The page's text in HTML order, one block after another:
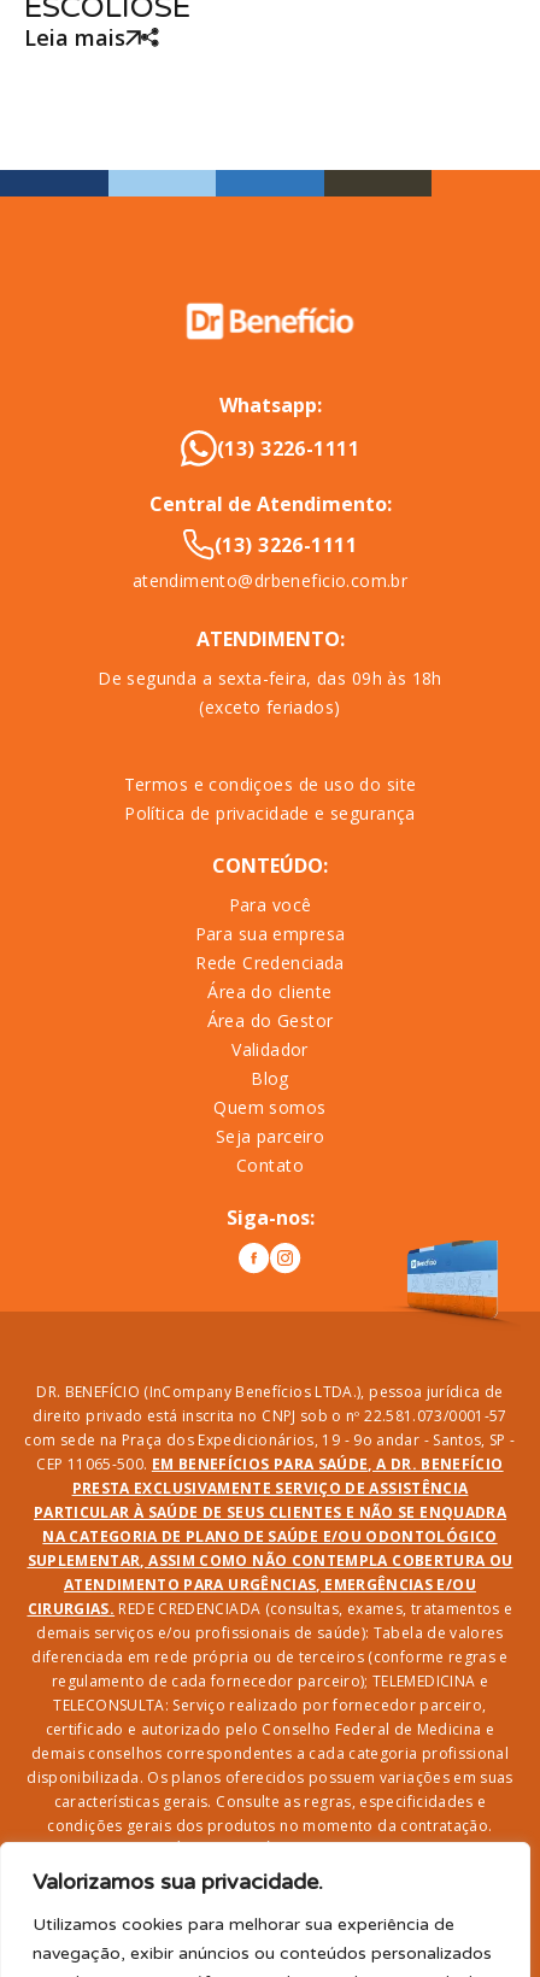
Valorizamos sua privacidade.
Utilizamos cookies para melhorar sua experiência de
navegação, exibir anúncios ou conteúdos personalizados
ESCOLIOSE
Leia mais
Whatsapp:
(13) 3226-1111
Central de Atendimento:
(13) 3226-1111
atendimento@drbeneficio.com.br
ATENDIMENTO:
De segunda a sexta-feira, das 09h às 18h
(exceto feriados)
Termos e condiçoes de uso do site
Política de privacidade e segurança
CONTEÚDO:
Para você
Para sua empresa
Rede Credenciada
Área do cliente
Área do Gestor
Validador
Blog
Quem somos
Seja parceiro
Contato
Siga-nos:
DR. BENEFÍCIO (InCompany Benefícios LTDA.), pessoa jurídica de
direito privado está inscrita no CNPJ sob o nº 22.581.073/0001-57
com sede na Praça dos Expedicionários, 19 - 9o andar - Santos, SP -
CEP 11065-500. EM BENEFÍCIOS PARA SAÚDE, A DR. BENEFÍCIO
PRESTA EXCLUSIVAMENTE SERVIÇO DE ASSISTÊNCIA
PARTICULAR À SAÚDE DE SEUS CLIENTES E NÃO SE ENQUADRA
NA CATEGORIA DE PLANO DE SAÚDE E/OU ODONTOLÓGICO
SUPLEMENTAR, ASSIM COMO NÃO CONTEMPLA COBERTURA OU
ATENDIMENTO PARA URGÊNCIAS, EMERGÊNCIAS E/OU
CIRURGIAS. REDE CREDENCIADA (consultas, exames, tratamentos e
demais serviços e/ou profissionais de saúde): Tabela de valores
diferenciada em rede própria ou de terceiros (conforme regras e
regulamento de cada fornecedor parceiro); TELEMEDICINA e
TELECONSULTA: Serviço realizado por fornecedor parceiro,
certificado e autorizado pelo Conselho Federal de Medicina e
demais conselhos correspondentes a cada categoria profissional
disponibilizada. Os planos oferecidos possuem variações em suas
características gerais. Consulte as regras, especificidades e
condições gerais dos produtos no momento da contratação.
serviços na rede credenciada;SEGURO DE VIDA, ACIDENTES
PESSOAIS, ASSISTÊNCIA FUNERAL 24H, ASSISTÊNCIA
RESIDENCIAL E SORTEIO: Produto com registro SUSEP
garantido pela SEGUROS SURA (CNPJ sob o nº